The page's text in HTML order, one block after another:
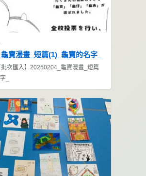
寶漫畫_短篇(1)_龜寶的名字_
批次匯入】20250204_龜寶漫畫_短篇
_